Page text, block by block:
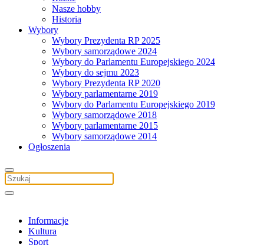
Nasze hobby
Historia
Wybory
Wybory Prezydenta RP 2025
Wybory samorządowe 2024
Wybory do Parlamentu Europejskiego 2024
Wybory do sejmu 2023
Wybory Prezydenta RP 2020
Wybory parlamentarne 2019
Wybory do Parlamentu Europejskiego 2019
Wybory samorządowe 2018
Wybory parlamentarne 2015
Wybory samorządowe 2014
Ogłoszenia
Informacje
Kultura
Sport